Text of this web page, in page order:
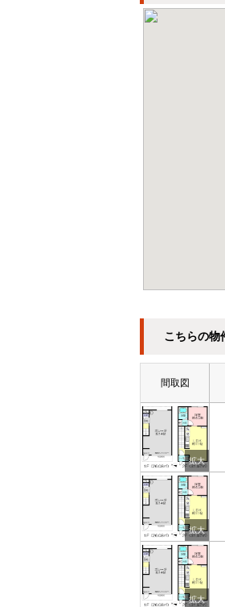
こちらの物
間取図